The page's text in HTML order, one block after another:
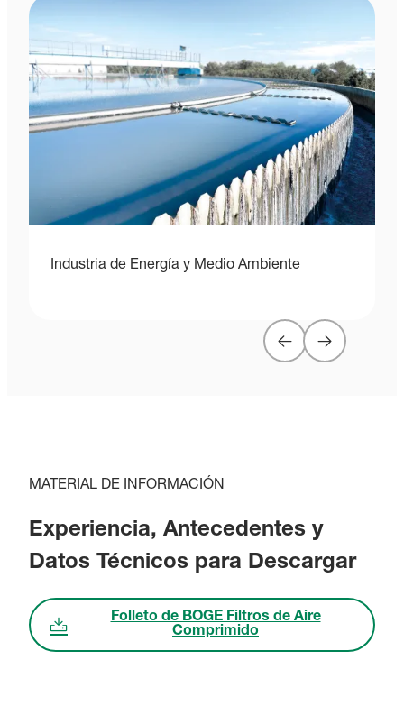
Industria de Energía y Medio Ambiente
MATERIAL DE INFORMACIÓN
Experiencia, Antecedentes y
Datos Técnicos para Descargar
Folleto de BOGE Filtros de Aire
Comprimido